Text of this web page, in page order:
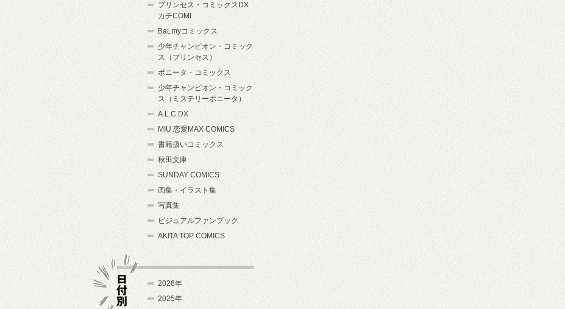
プリンセス・コミックスDX
カチCOMI
BaLmyコミックス
少年チャンピオン・コミック
ス（プリンセス）
ボニータ・コミックス
少年チャンピオン・コミック
ス（ミステリーボニータ）
A.L.C.DX
MIU 恋愛MAX COMICS
書籍扱いコミックス
秋田文庫
SUNDAY COMICS
画集・イラスト集
写真集
ビジュアルファンブック
AKITA TOP COMICS
2026年
2025年